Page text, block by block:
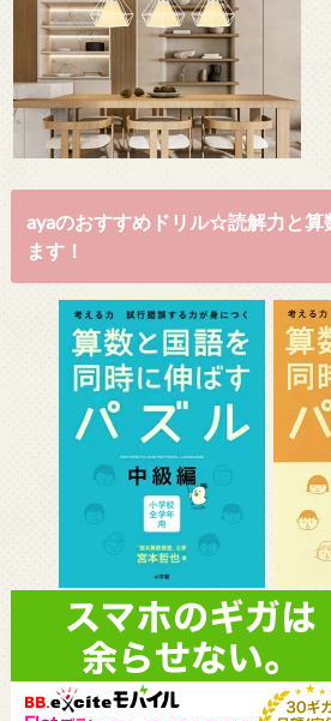
ayaのおすすめドリル☆読解力と算
ます！